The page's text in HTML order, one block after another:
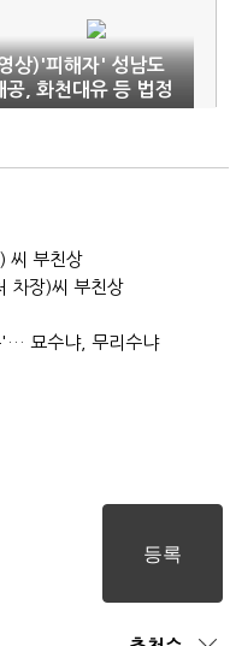
상)'피해자' 성남도
공, 화천대유 등 법정
응 주목
씨 부친상
차장)씨 부친상
'… 묘수냐, 무리수냐